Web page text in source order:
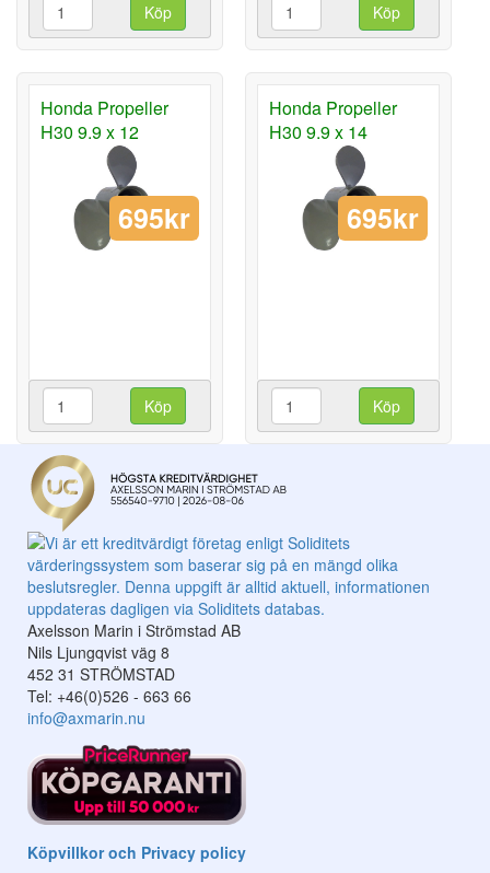
Köp Köp
Honda Propeller
H30 9.9 x 12
695kr
Köp
Honda Propeller
H30 9.9 x 14
695kr
Köp
Axelsson Marin i Strömstad AB
Nils Ljungqvist väg 8
452 31 STRÖMSTAD
Tel: +46(0)526 - 663 66
info@axmarin.nu
Köpvillkor och Privacy policy